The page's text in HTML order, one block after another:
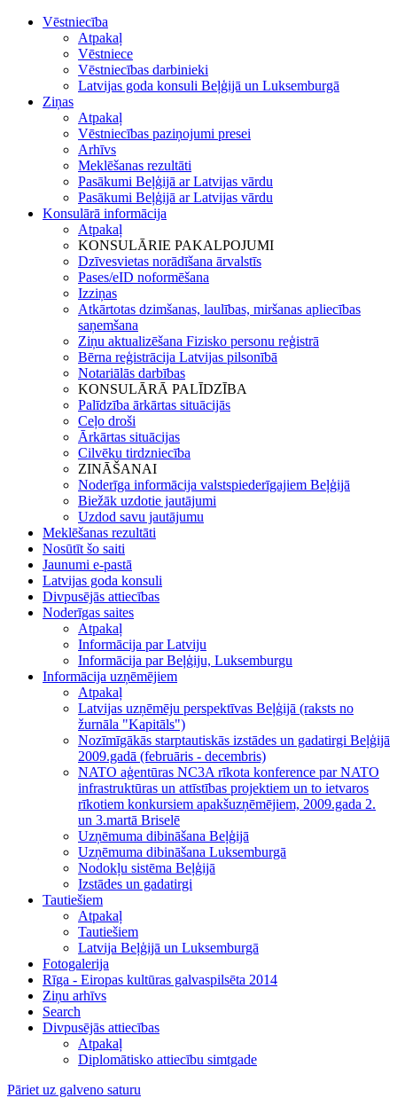
Vēstniecība
Atpakaļ
Vēstniece
Vēstniecības darbinieki
Latvijas goda konsuli Beļģijā un Luksemburgā
Ziņas
Atpakaļ
Vēstniecības paziņojumi presei
Arhīvs
Meklēšanas rezultāti
Pasākumi Beļģijā ar Latvijas vārdu
Pasākumi Beļģijā ar Latvijas vārdu
Konsulārā informācija
Atpakaļ
KONSULĀRIE PAKALPOJUMI
Dzīvesvietas norādīšana ārvalstīs
Pases/eID noformēšana
Izziņas
Atkārtotas dzimšanas, laulības, miršanas apliecības
saņemšana
Ziņu aktualizēšana Fizisko personu reģistrā
Bērna reģistrācija Latvijas pilsonībā
Notariālās darbības
KONSULĀRĀ PALĪDZĪBA
Palīdzība ārkārtas situācijās
Ceļo droši
Ārkārtas situācijas
Cilvēku tirdzniecība
ZINĀŠANAI
Noderīga informācija valstspiederīgajiem Beļģijā
Biežāk uzdotie jautājumi
Uzdod savu jautājumu
Meklēšanas rezultāti
Nosūtīt šo saiti
Jaunumi e-pastā
Latvijas goda konsuli
Divpusējās attiecības
Noderīgas saites
Atpakaļ
Informācija par Latviju
Informācija par Beļģiju, Luksemburgu
Informācija uzņēmējiem
Atpakaļ
Latvijas uzņēmēju perspektīvas Beļģijā (raksts no
žurnāla "Kapitāls")
Nozīmīgākās starptautiskās izstādes un gadatirgi Beļģijā
2009.gadā (februāris - decembris)
NATO aģentūras NC3A rīkota konference par NATO
infrastruktūras un attīstības projektiem un to ietvaros
rīkotiem konkursiem apakšuzņēmējiem, 2009.gada 2.
un 3.martā Briselē
Uzņēmuma dibināšana Beļģijā
Uzņēmuma dibināšana Luksemburgā
Nodokļu sistēma Beļģijā
Izstādes un gadatirgi
Tautiešiem
Atpakaļ
Tautiešiem
Latvija Beļģijā un Luksemburgā
Fotogalerija
Rīga - Eiropas kultūras galvaspilsēta 2014
Ziņu arhīvs
Search
Divpusējās attiecības
Atpakaļ
Diplomātisko attiecību simtgade
Pāriet uz galveno saturu